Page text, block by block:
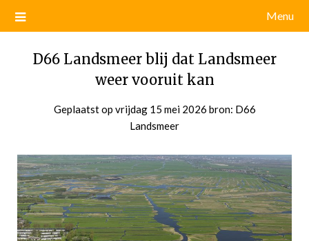
Menu
D66 Landsmeer blij dat Landsmeer
weer vooruit kan
Geplaatst op vrijdag 15 mei 2026 door
bron: D66
Landsmeer